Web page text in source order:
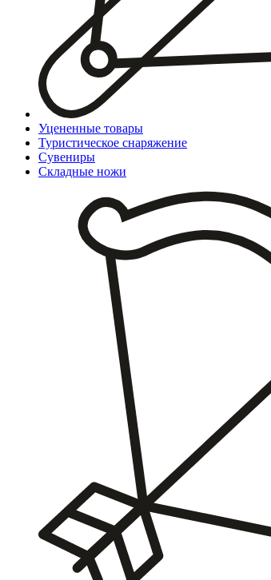
Уцененные товары
Туристическое снаряжение
Сувениры
Складные ножи